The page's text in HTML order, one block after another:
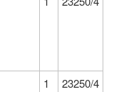
1 23250/4